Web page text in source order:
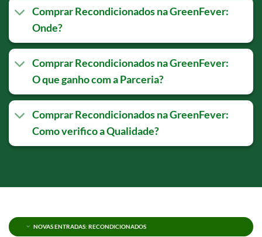
Comprar Recondicionados na GreenFever:
Onde?
Comprar Recondicionados na GreenFever:
O que ganho com a Parceria?
Comprar Recondicionados na GreenFever:
Como verifico a Qualidade?
NOVAS ENTRADAS: RECONDICIONADOS